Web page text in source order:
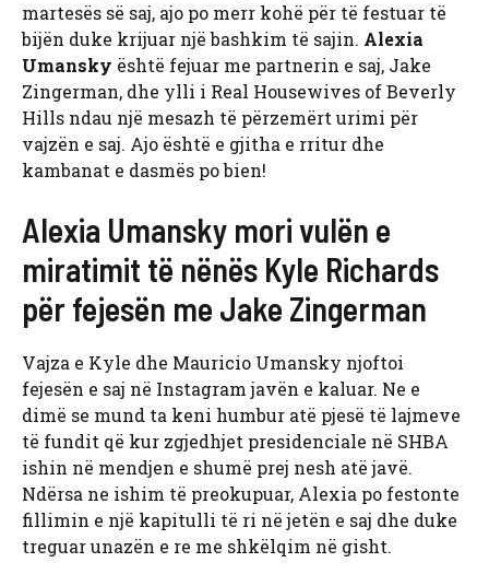
martesës së saj, ajo po merr kohë për të festuar të
bijën duke krijuar një bashkim të sajin. Alexia
Umansky është fejuar me partnerin e saj, Jake
Zingerman, dhe ylli i Real Housewives of Beverly
Hills ndau një mesazh të përzemërt urimi për
vajzën e saj. Ajo është e gjitha e rritur dhe
kambanat e dasmës po bien!
Alexia Umansky mori vulën e
miratimit të nënës Kyle Richards
për fejesën me Jake Zingerman
Vajza e Kyle dhe Mauricio Umansky njoftoi
fejesën e saj në Instagram javën e kaluar. Ne e
dimë se mund ta keni humbur atë pjesë të lajmeve
të fundit që kur zgjedhjet presidenciale në SHBA
ishin në mendjen e shumë prej nesh atë javë.
Ndërsa ne ishim të preokupuar, Alexia po festonte
fillimin e një kapitulli të ri në jetën e saj dhe duke
treguar unazën e re me shkëlqim në gisht.